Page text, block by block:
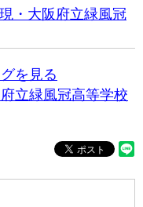
・大阪府立緑風冠
を見る
立緑風冠高等学校